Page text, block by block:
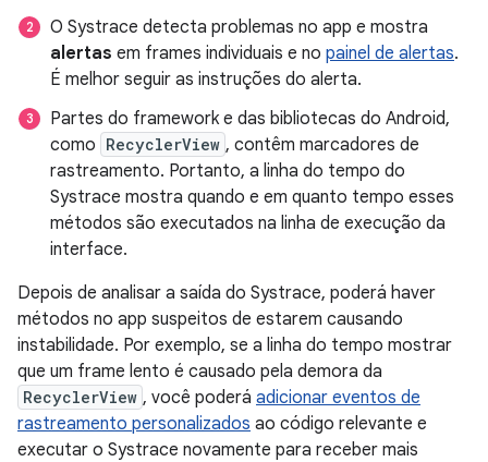
O Systrace detecta problemas no app e mostra
alertas em frames individuais e no painel de alertas.
É melhor seguir as instruções do alerta.
Partes do framework e das bibliotecas do Android,
como RecyclerView , contêm marcadores de
rastreamento. Portanto, a linha do tempo do
Systrace mostra quando e em quanto tempo esses
métodos são executados na linha de execução da
interface.
Depois de analisar a saída do Systrace, poderá haver
métodos no app suspeitos de estarem causando
instabilidade. Por exemplo, se a linha do tempo mostrar
que um frame lento é causado pela demora da
RecyclerView , você poderá adicionar eventos de
rastreamento personalizados ao código relevante e
executar o Systrace novamente para receber mais